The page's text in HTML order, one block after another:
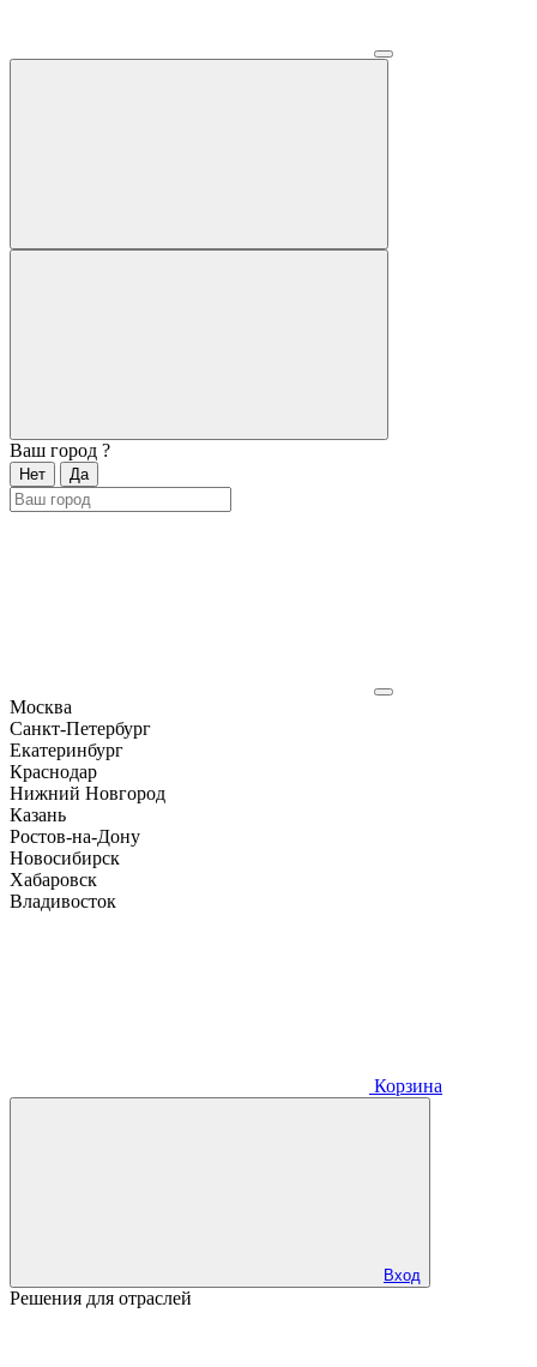
Ваш город ?
Нет Да
Москва
Санкт-Петербург
Екатеринбург
Краснодар
Нижний Новгород
Казань
Ростов-на-Дону
Новосибирск
Хабаровск
Владивосток
Корзина
Вход
Решения для отраслей